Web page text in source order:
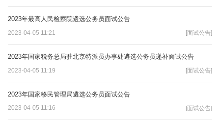
2023年最高人民检察院遴选公务员面试公告
2023-04-05 11:21 [面试公告]
2023年国家税务总局驻北京特派员办事处遴选公务员递补面试公告
2023-04-05 11:19 [面试公告]
2023年国家移民管理局遴选公务员面试公告
2023-04-05 11:16 [面试公告]